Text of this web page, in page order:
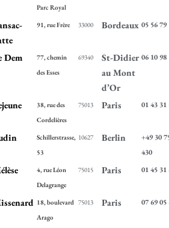
Parc Royal
91, rue Frère 33000 Bordeaux 05 56 79
Dem
77, chemin
des Esses
69340
St-Didier
au Mont
d’Or
06 10 98
38, rue des
Cordelières
75013 Paris 01 43 31
Schillerstrasse,
53
10627 Berlin
+49 30
430
4, rue Léon
Delagrange
75015 Paris 01 45 31
18, boulevard
Arago
75013 Paris 07 69 05